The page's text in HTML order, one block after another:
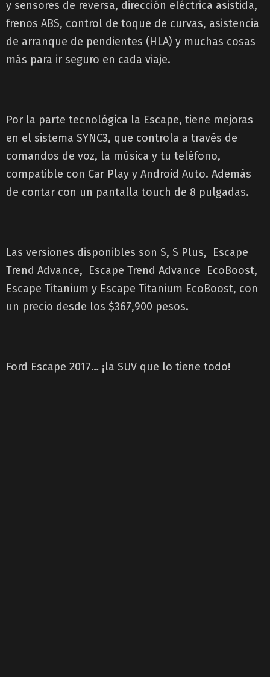
y sensores de reversa, dirección eléctrica asistida,
frenos ABS, control de toque de curvas, asistencia
de arranque de pendientes (HLA) y muchas cosas
más para ir seguro en cada viaje.
Por la parte tecnológica la Escape, tiene mejoras
en el sistema SYNC3, que controla a través de
comandos de voz, la música y tu teléfono,
compatible con Car Play y Android Auto. Además
de contar con un pantalla touch de 8 pulgadas.
Las versiones disponibles son S, S Plus, Escape
Trend Advance, Escape Trend Advance EcoBoost,
Escape Titanium y Escape Titanium EcoBoost, con
un precio desde los $367,900 pesos.
Ford Escape 2017… ¡la SUV que lo tiene todo!